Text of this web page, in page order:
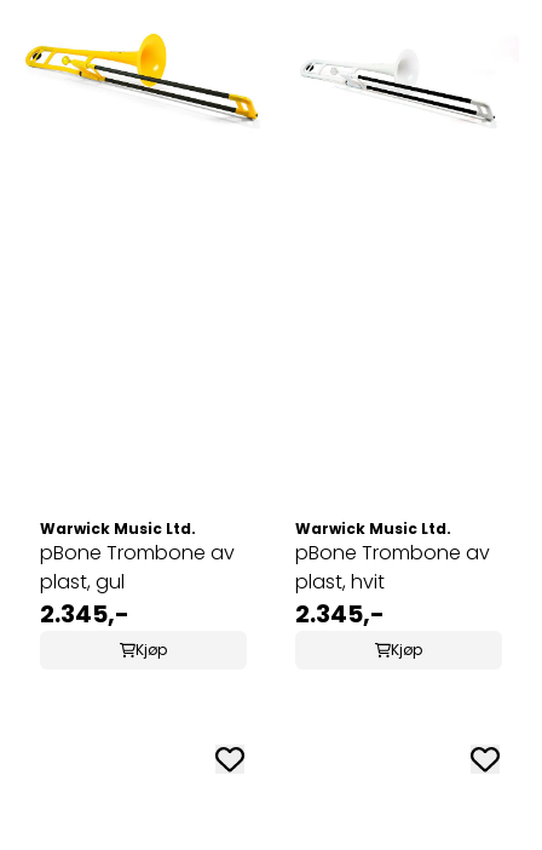
Warwick Music Ltd.
pBone Trombone av
plast, gul
2.345,-
Kjøp
Warwick Music Ltd.
pBone Trombone av
plast, hvit
2.345,-
Kjøp